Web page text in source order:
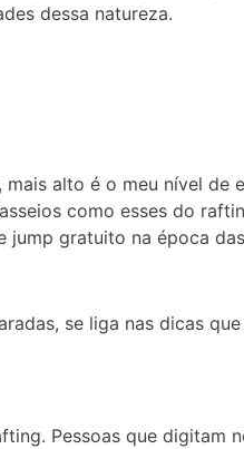
dessa natureza.
alto é o meu nível de
como esses do
gratuito na época
se liga nas dicas
Pessoas que digitam